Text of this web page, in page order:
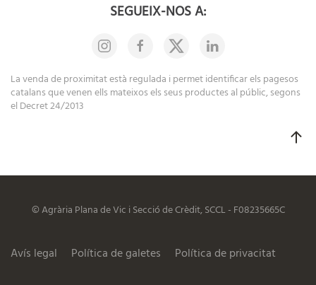
SEGUEIX-NOS A:
La venda de proximitat està regulada i permet identificar els pagesos
catalans que venen ells mateixos els seus productes al públic, segons
el Decret 24/2013
© Agrària Plana de Vic i Secció de Crèdit, SCCL - F08235665C
Avís legal Política de galetes Política de privacitat